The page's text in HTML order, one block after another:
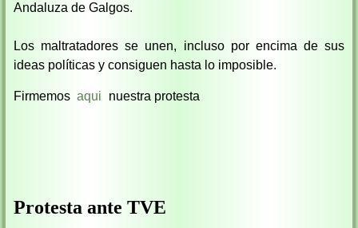
Andaluza de Galgos.
Los maltratadores se unen, incluso por encima de sus
ideas políticas y consiguen hasta lo imposible.
Firmemos aqui nuestra protesta
Protesta ante TVE